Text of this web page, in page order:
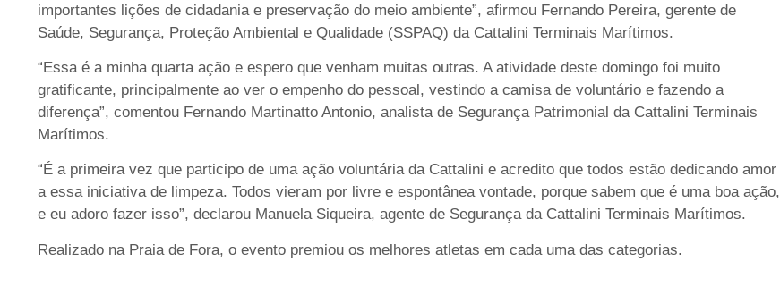
importantes lições de cidadania e preservação do meio ambiente”, afirmou Fernando Pereira, gerente de
Saúde, Segurança, Proteção Ambiental e Qualidade (SSPAQ) da Cattalini Terminais Marítimos.
“Essa é a minha quarta ação e espero que venham muitas outras. A atividade deste domingo foi muito
gratificante, principalmente ao ver o empenho do pessoal, vestindo a camisa de voluntário e fazendo a
diferença”, comentou Fernando Martinatto Antonio, analista de Segurança Patrimonial da Cattalini Terminais
Marítimos.
“É a primeira vez que participo de uma ação voluntária da Cattalini e acredito que todos estão dedicando amor
a essa iniciativa de limpeza. Todos vieram por livre e espontânea vontade, porque sabem que é uma boa ação,
e eu adoro fazer isso”, declarou Manuela Siqueira, agente de Segurança da Cattalini Terminais Marítimos.
Realizado na Praia de Fora, o evento premiou os melhores atletas em cada uma das categorias.